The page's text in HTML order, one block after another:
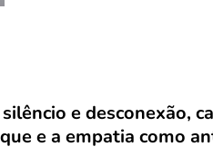
e desconexão,
e a empatia como